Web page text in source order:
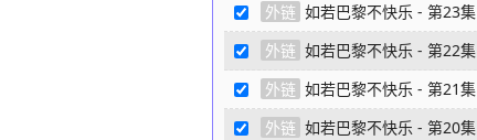
外链 如若巴黎不快乐 - 第23集
外链 如若巴黎不快乐 - 第22集
外链 如若巴黎不快乐 - 第21集
外链 如若巴黎不快乐 - 第20集